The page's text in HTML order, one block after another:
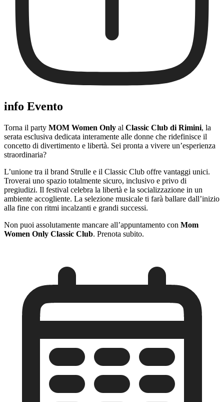
info Evento
Torna il party MOM Women Only al Classic Club di Rimini, la
serata esclusiva dedicata interamente alle donne che ridefinisce il
concetto di divertimento e libertà. Sei pronta a vivere un’esperienza
straordinaria?
L’unione tra il brand Strulle e il Classic Club offre vantaggi unici.
Troverai uno spazio totalmente sicuro, inclusivo e privo di
pregiudizi. Il festival celebra la libertà e la socializzazione in un
ambiente accogliente. La selezione musicale ti farà ballare dall’inizio
alla fine con ritmi incalzanti e grandi successi.
Non puoi assolutamente mancare all’appuntamento con Mom
Women Only Classic Club. Prenota subito.